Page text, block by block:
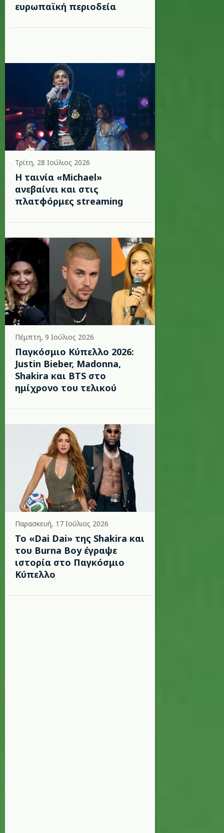
ευρωπαϊκή περιοδεία
Τρίτη, 28 Ιούλιος 2026
Η ταινία «Michael»
ανεβαίνει και στις
πλατφόρμες streaming
Πέμπτη, 9 Ιούλιος 2026
Παγκόσμιο Κύπελλο 2026:
Justin Bieber, Madonna,
Shakira και BTS στο
ημίχρονο του τελικού
Παρασκευή, 17 Ιούλιος 2026
To «Dai Dai» της Shakira και
του Burna Boy έγραψε
ιστορία στο Παγκόσμιο
Κύπελλο